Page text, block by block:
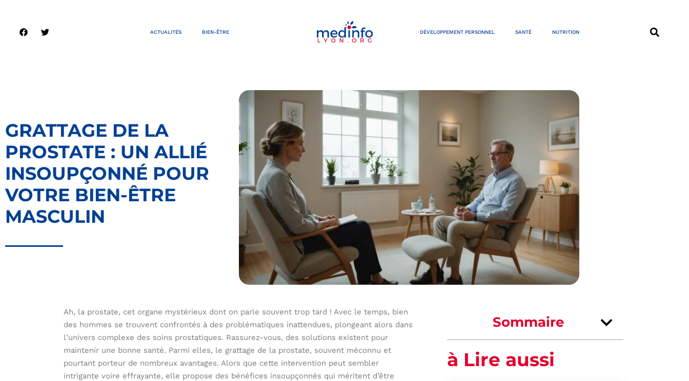
ACTUALITÉS BIEN-ÊTRE DÉVELOPPEMENT PERSONNEL SANTÉ NUTRITION
GRATTAGE DE LA
PROSTATE : UN ALLIÉ
INSOUPÇONNÉ POUR
VOTRE BIEN-ÊTRE
MASCULIN
Ah, la prostate, cet organe mystérieux dont on parle souvent trop tard ! Avec le temps, bien
des hommes se trouvent confrontés à des problématiques inattendues, plongeant alors dans
l’univers complexe des soins prostatiques. Rassurez-vous, des solutions existent pour
maintenir une bonne santé. Parmi elles, le grattage de la prostate, souvent méconnu et
pourtant porteur de nombreux avantages. Alors que cette intervention peut sembler
intrigante voire effrayante, elle propose des bénéfices insoupçonnés qui méritent d’être
Sommaire
à Lire aussi